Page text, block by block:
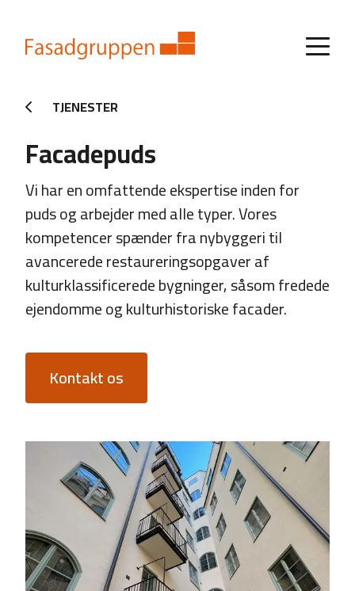
TJENESTER
Facadepuds
Vi har en omfattende ekspertise inden for
puds og arbejder med alle typer. Vores
kompetencer spænder fra nybyggeri til
avancerede restaureringsopgaver af
kulturklassificerede bygninger, såsom fredede
ejendomme og kulturhistoriske facader.
Kontakt os